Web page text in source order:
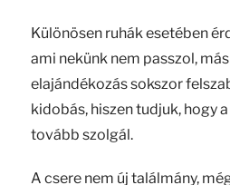
Különösen ruhák esetében
ami nekünk nem passzol,
elajándékozás sokszor
kidobás, hiszen tudjuk, hogy
tovább szolgál.
A csere nem új találmány,